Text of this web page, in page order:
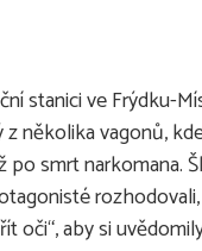
stanici ve Frýdku-
několika vagonů,
smrt narkomana.
aby si